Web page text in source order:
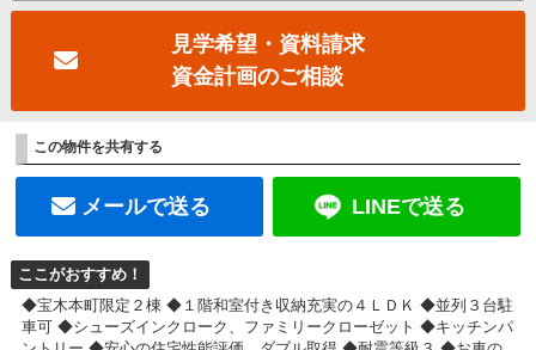
見学希望・資料請求
資金計画のご相談
この物件を共有する
メールで送る LINEで送る
ここがおすすめ！
◆宝木本町限定２棟 ◆１階和室付き収納充実の４ＬＤＫ ◆並列３台駐
車可 ◆シューズインクローク、ファミリークローゼット ◆キッチンパ